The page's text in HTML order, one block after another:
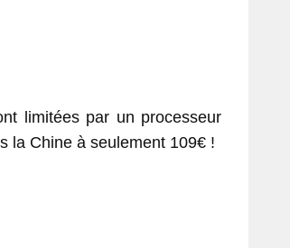
limitées par un processeur
la Chine à seulement 109€ !